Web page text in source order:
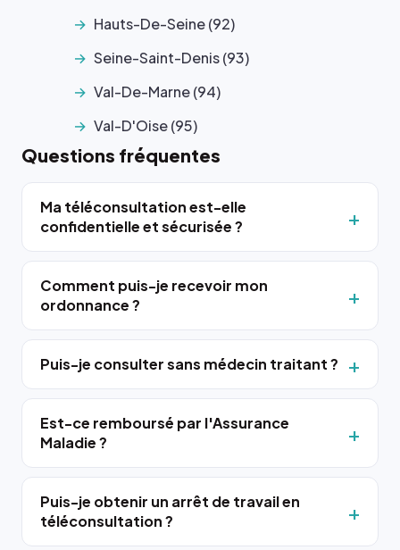
Hauts-De-Seine (92)
Seine-Saint-Denis (93)
Val-De-Marne (94)
Val-D'Oise (95)
Questions fréquentes
Ma téléconsultation est-elle
confidentielle et sécurisée ?
Comment puis-je recevoir mon
ordonnance ?
Puis-je consulter sans médecin traitant ?
Est-ce remboursé par l'Assurance
Maladie ?
Puis-je obtenir un arrêt de travail en
téléconsultation ?